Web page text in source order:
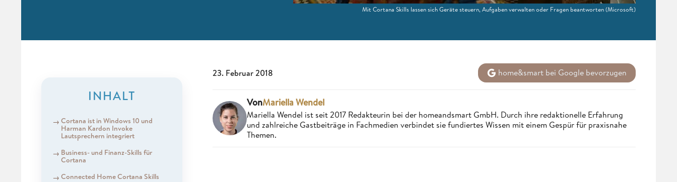
Mit Cortana Skills lassen sich Geräte steuern, Aufgaben verwalten oder Fragen beantworten(Microsoft)
INHALT
Cortana ist in Windows 10 und
Harman Kardon Invoke
Lautsprechern integriert
Business- und Finanz-Skills für
Cortana
Connected Home Cortana Skills
23. Februar 2018 home&smart bei Google bevorzugen
VonMariella Wendel
Mariella Wendel ist seit 2017 Redakteurin bei der homeandsmart GmbH. Durch ihre redaktionelle Erfahrung
und zahlreiche Gastbeiträge in Fachmedien verbindet sie fundiertes Wissen mit einem Gespür für praxisnahe
Themen.